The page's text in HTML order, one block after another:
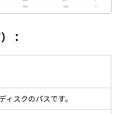
：
ィスクのパスです。